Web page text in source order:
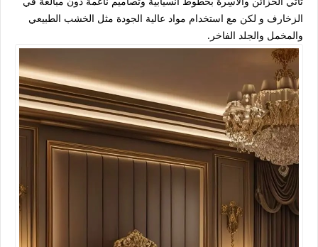
الزخارف و لكن مع استخدام مواد عالية الجودة مثل الخشب الطبيعي
والمخمل والجلد الفاخر.